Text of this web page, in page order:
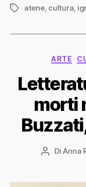
Tag atene, cultura
ARTE
morti
Autore
DiAnna